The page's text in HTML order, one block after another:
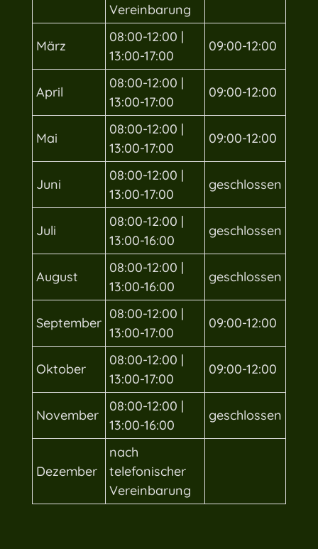
Vereinbarung
März
08:00-12:00 |
13:00-17:00
09:00-12:00
April
08:00-12:00 |
13:00-17:00
09:00-12:00
Mai
08:00-12:00 |
13:00-17:00
09:00-12:00
Juni
08:00-12:00 |
13:00-17:00
geschlossen
Juli
08:00-12:00 |
13:00-16:00
geschlossen
August
08:00-12:00 |
13:00-16:00
geschlossen
September
08:00-12:00 |
13:00-17:00
09:00-12:00
Oktober
08:00-12:00 |
13:00-17:00
09:00-12:00
November
08:00-12:00 |
13:00-16:00
geschlossen
Dezember
nach
telefonischer
Vereinbarung